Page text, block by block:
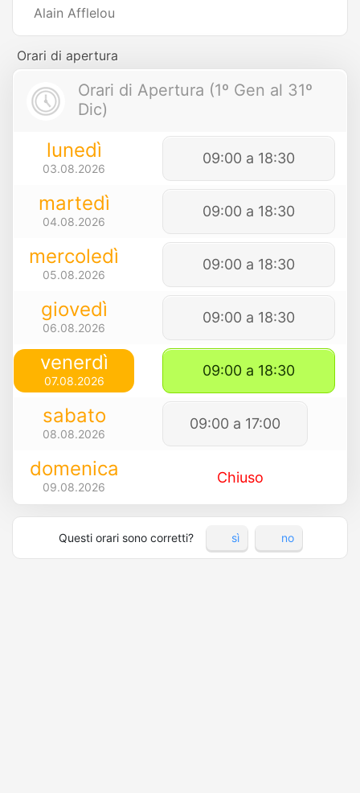
Alain Afflelou
Orari di apertura
Orari di Apertura (1º Gen al 31º
Dic)
lunedì
03.08.2026
09:00 a 18:30
martedì
04.08.2026
09:00 a 18:30
mercoledì
05.08.2026
09:00 a 18:30
giovedì
06.08.2026
09:00 a 18:30
venerdì
07.08.2026
09:00 a 18:30
sabato
08.08.2026
09:00 a 17:00
domenica
09.08.2026
Chiuso
Questi orari sono corretti? sì no